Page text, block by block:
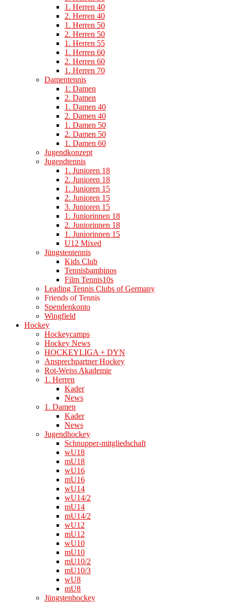
1. Herren 40
2. Herren 40
1. Herren 50
2. Herren 50
1. Herren 55
1. Herren 60
2. Herren 60
1. Herren 70
Damentennis
1. Damen
2. Damen
1. Damen 40
2. Damen 40
1. Damen 50
2. Damen 50
1. Damen 60
Jugendkonzept
Jugendtennis
1. Junioren 18
2. Junioren 18
1. Junioren 15
2. Junioren 15
3. Junioren 15
1. Juniorinnen 18
2. Juniorinnen 18
1. Juniorinnen 15
U12 Mixed
Jüngstentennis
Kids Club
Tennisbambinos
Film Tennis10s
Leading Tennis Clubs of Germany
Friends of Tennis
Spendenkonto
Wingfield
Hockey
Hockeycamps
Hockey News
HOCKEYLIGA + DYN
Ansprechpartner Hockey
Rot-Weiss Akademie
1. Herren
Kader
News
1. Damen
Kader
News
Jugendhockey
Schnupper-mitgliedschaft
wU18
mU18
wU16
mU16
wU14
wU14/2
mU14
mU14/2
wU12
mU12
wU10
mU10
mU10/2
mU10/3
wU8
mU8
Jüngstenhockey